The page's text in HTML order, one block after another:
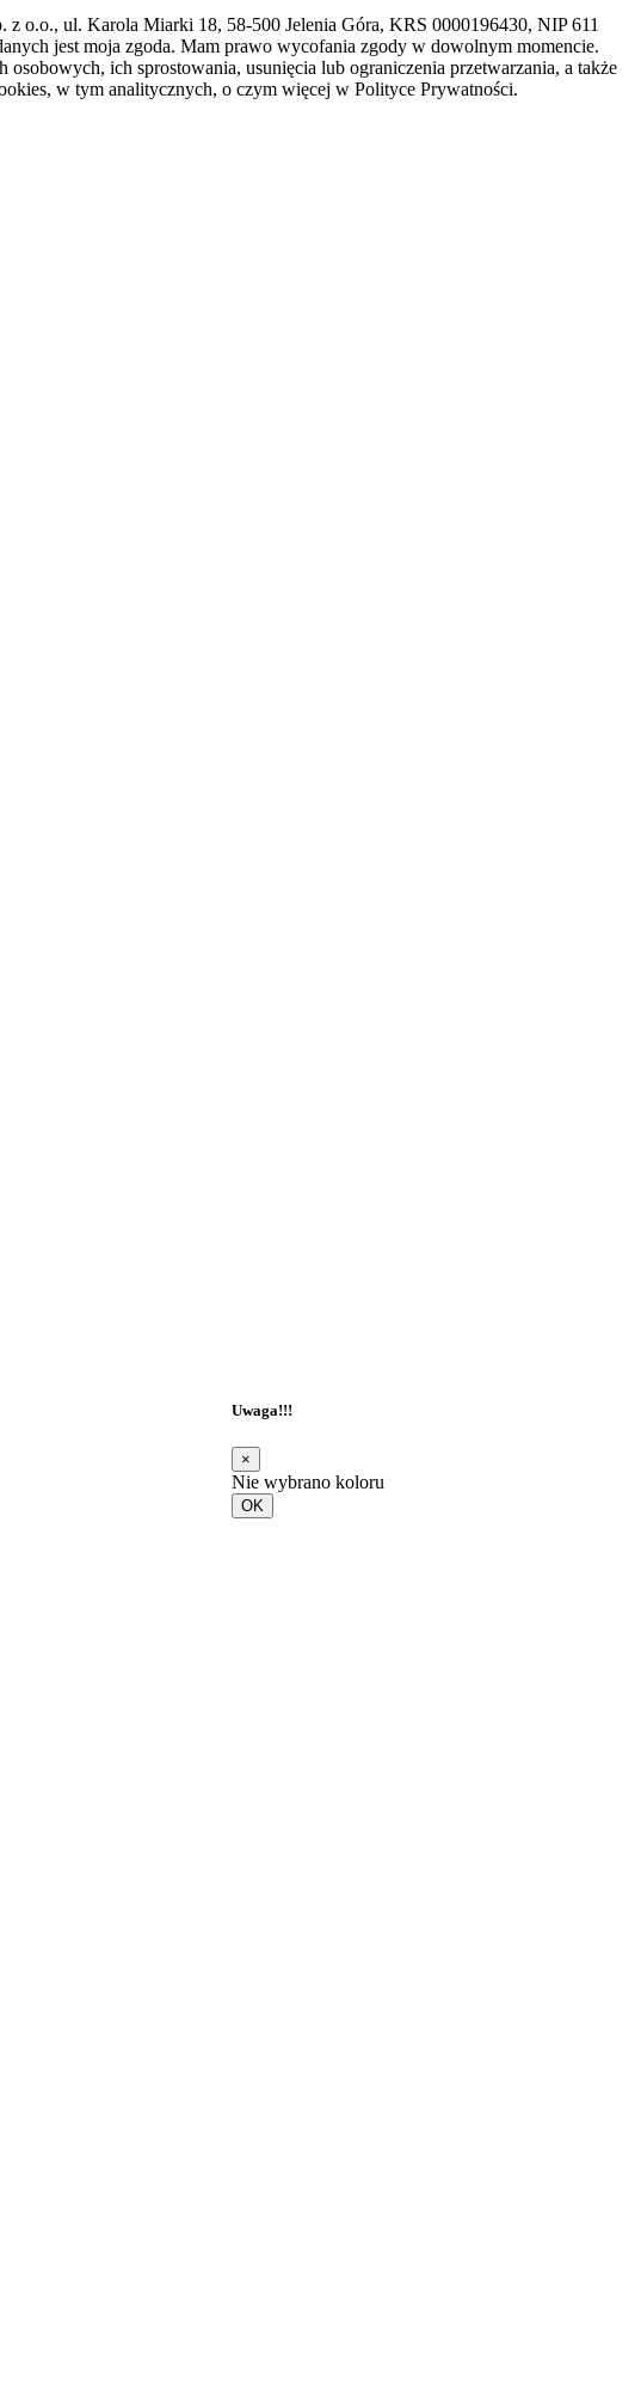
o.o., ul. Karola Miarki 18, 58-500 Jelenia Góra, KRS 0000196430, NIP 611
jest moja zgoda. Mam prawo wycofania zgody w dowolnym momencie.
ich sprostowania, usunięcia lub ograniczenia przetwarzania, a także
w tym analitycznych, o czym więcej w Polityce Prywatności.
Uwaga!!!
×
Nie wybrano koloru
OK